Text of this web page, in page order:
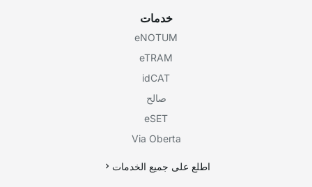
خدمات
eNOTUM
eTRAM
idCAT
صالح
eSET
Via Oberta
اطلع على جميع الخدمات